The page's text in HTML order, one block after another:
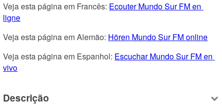
Veja esta página em Francês: Ecouter Mundo Sur FM en
ligne
Veja esta página em Alemão: Hören Mundo Sur FM online
Veja esta página em Espanhol: Escuchar Mundo Sur FM en
vivo
Descrição